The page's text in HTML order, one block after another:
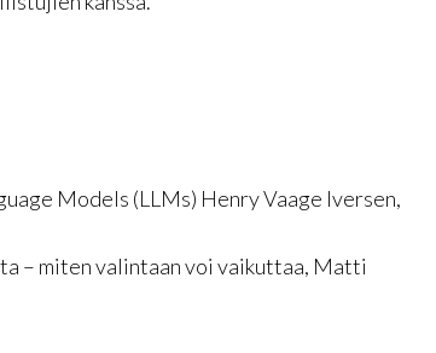
Models (LLMs) Henry Vaage Iversen,
– miten valintaan voi vaikuttaa, Matti